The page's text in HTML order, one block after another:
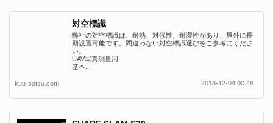
対空標識
弊社の対空標識は、耐熱、対候性、耐湿性があり、屋外に長
期設置可能です。間違わない対空標識選びをご参考にくださ
い。
UAV写真測量用
基本...
kuu-satsu.com 2018-12-04 00:46